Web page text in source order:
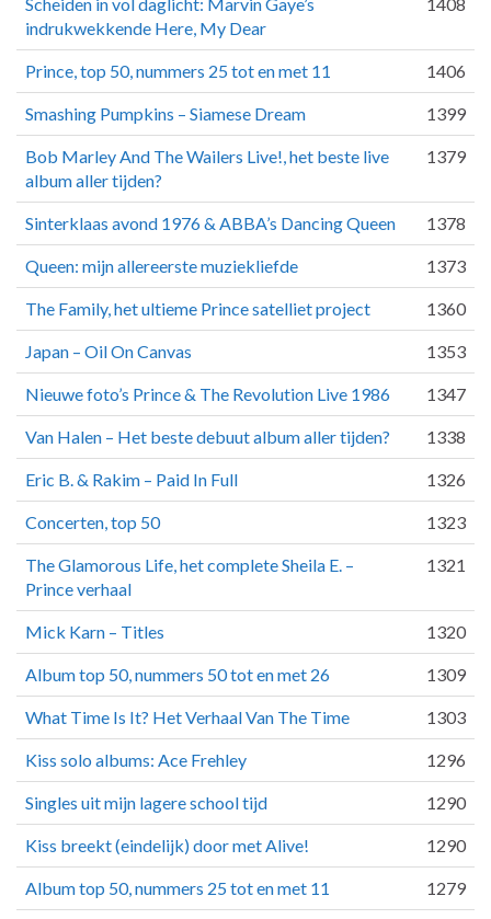
Scheiden in vol daglicht: Marvin Gaye’s
indrukwekkende Here, My Dear
1408
Prince, top 50, nummers 25 tot en met 11 1406
Smashing Pumpkins – Siamese Dream 1399
Bob Marley And The Wailers Live!, het beste live
album aller tijden?
1379
Sinterklaas avond 1976 & ABBA’s Dancing Queen 1378
Queen: mijn allereerste muziekliefde 1373
The Family, het ultieme Prince satelliet project 1360
Japan – Oil On Canvas 1353
Nieuwe foto’s Prince & The Revolution Live 1986 1347
Van Halen – Het beste debuut album aller tijden? 1338
Eric B. & Rakim – Paid In Full 1326
Concerten, top 50 1323
The Glamorous Life, het complete Sheila E. –
Prince verhaal
1321
Mick Karn – Titles 1320
Album top 50, nummers 50 tot en met 26 1309
What Time Is It? Het Verhaal Van The Time 1303
Kiss solo albums: Ace Frehley 1296
Singles uit mijn lagere school tijd 1290
Kiss breekt (eindelijk) door met Alive! 1290
Album top 50, nummers 25 tot en met 11 1279